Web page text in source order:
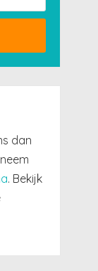
dan
. Bekijk